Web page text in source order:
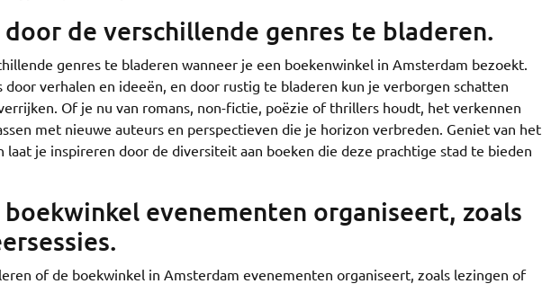
de verschillende genres te bladeren.
genres te bladeren wanneer je een boekenwinkel in Amsterdam bezoekt.
verhalen en ideeën, en door rustig te bladeren kun je verborgen schatten
Of je nu van romans, non-fictie, poëzie of thrillers houdt, het verkennen
met nieuwe auteurs en perspectieven die je horizon verbreden. Geniet van het
je inspireren door de diversiteit aan boeken die deze prachtige stad te bieden
evenementen organiseert, zoals
of de boekwinkel in Amsterdam evenementen organiseert, zoals lezingen of